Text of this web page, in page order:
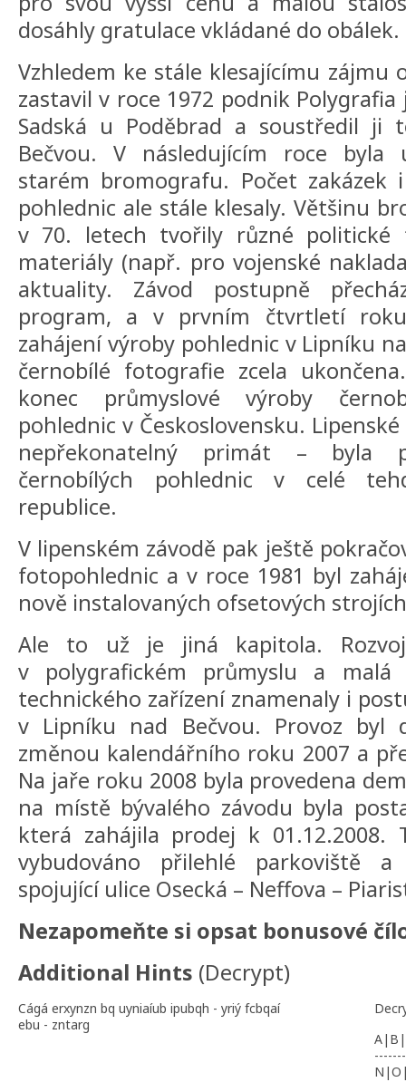
dosáhly gratulace vkládané do obálek.
Vzhledem ke stále klesajícímu zájmu
zastavil v roce 1972 podnik
Sadská u Poděbrad a soustředil ji
Bečvou. V následujícím roce byla
starém bromografu. Počet zakázek
pohlednic ale stále klesaly. Většinu
v 70. letech tvořily různé politické
materiály (např. pro vojenské
aktuality. Závod postupně
program, a v prvním čtvrtletí
zahájení výroby pohlednic v Lipníku
černobílé fotografie zcela
konec průmyslové výroby
pohlednic v Československu.
nepřekonatelný primát – byla
černobílých pohlednic v celé
republice.
V lipenském závodě pak ještě
fotopohlednic a v roce 1981 byl
nově instalovaných ofsetových
Ale to už je jiná kapitola.
v polygrafickém průmyslu a malá
technického zařízení znamenaly i
v Lipníku nad Bečvou. Provoz byl
změnou kalendářního roku 2007 a
Na jaře roku 2008 byla provedena
na místě bývalého závodu byla
která zahájila prodej k 01.12.2008.
vybudováno přilehlé parkoviště a
spojující ulice Osecká – Neffova –
Nezapomeňte si opsat bonusové
Additional Hints (Decrypt)
Cágá erxynzn bq uyniaíub ipubqh - yriý fcbqaí
ebu - zntarg